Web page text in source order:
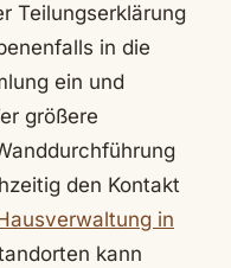
Teilungserklärung
in die
ein und
größere
den Kontakt
in
kann